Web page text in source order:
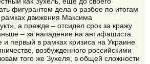
фигурантом дела о разбое по итогам
рамках движения Максима
а прежде – отсидел срок за кражу
– за нападение на антифашиста.
первый в рамках кризиса на Украине
возбужденного российскими
того же Зухеля, в общей сложности